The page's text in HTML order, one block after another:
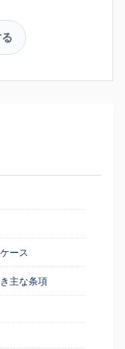
ース
主な条項